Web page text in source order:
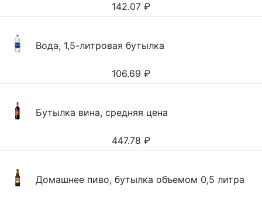
142.07 ₽
Вода, 1,5-литровая бутылка
106.69 ₽
Бутылка вина, средняя цена
447.78 ₽
Домашнее пиво, бутылка объемом 0,5 литра